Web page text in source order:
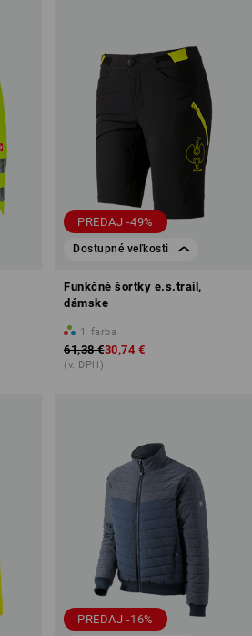
PREDAJ -49%
Dostupné veľkosti
Funkčné šortky e.s.trail,
dámske
1 farba
61,38 €30,74 €
(v. DPH)
PREDAJ -16%